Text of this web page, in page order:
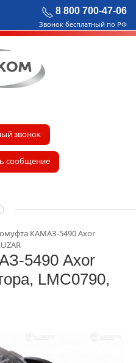
8 800 700-47-06
Звонок бесплатный по РФ
звонок
сообщение
КАМАЗ-5490 Axor
5490 Axor
LMC0790,